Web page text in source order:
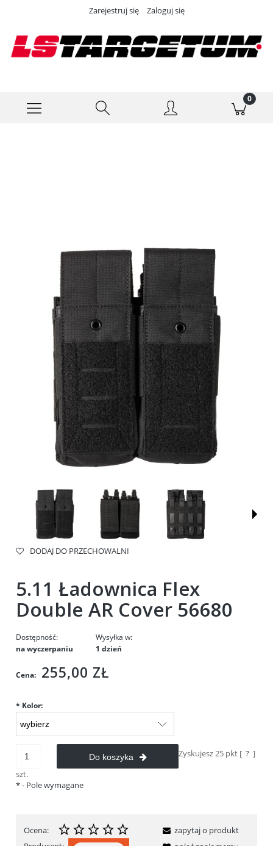
Zarejestruj się Zaloguj się
DODAJ DO PRZECHOWALNI
5.11 Ładownica Flex
Double AR Cover 56680
Dostępność:
na wyczerpaniu
Wysyłka w:
1 dzień
Cena: 255,00 ZŁ
* Kolor:
szt.
Do koszyka Zyskujesz25 pkt [ ? ]
*- Pole wymagane
Ocena:
zapytaj o produkt